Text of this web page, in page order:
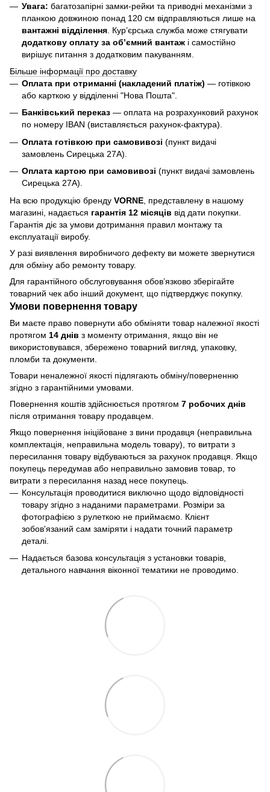
Увага: багатозапірні замки-рейки та приводні механізми з
планкою довжиною понад 120 см відправляються лише на
вантажні відділення . Кур’єрська служба може стягувати
додаткову оплату за об’ємний вантаж і самостійно
вирішує питання з додатковим пакуванням.
Більше інформації про доставку
Оплата при отриманні (накладений платіж) — готівкою
або карткою у відділенні "Нова Пошта".
Банківський переказ — оплата на розрахунковий рахунок
по номеру IBAN (виставляється рахунок-фактура).
Оплата готівкою при самовивозі (пункт видачі
замовлень Сирецька 27А).
Оплата картою при самовивозі (пункт видачі замовлень
Сирецька 27А).
На всю продукцію бренду VORNE , представлену в нашому
магазині, надається гарантія 12 місяців від дати покупки.
Гарантія діє за умови дотримання правил монтажу та
експлуатації виробу.
У разі виявлення виробничого дефекту ви можете звернутися
для обміну або ремонту товару.
Для гарантійного обслуговування обов’язково зберігайте
товарний чек або інший документ, що підтверджує покупку.
Умови повернення товару
Ви маєте право повернути або обміняти товар належної якості
протягом 14 днів з моменту отримання, якщо він не
використовувався, збережено товарний вигляд, упаковку,
пломби та документи.
Товари неналежної якості підлягають обміну/поверненню
згідно з гарантійними умовами.
Повернення коштів здійснюється протягом 7 робочих днів
після отримання товару продавцем.
Якщо повернення ініційоване з вини продавця (неправильна
комплектація, неправильна модель товару), то витрати з
пересилання товару відбуваються за рахунок продавця. Якщо
покупець передумав або неправильно замовив товар, то
витрати з пересилання назад несе покупець.
Консультація проводитися виключно щодо відповідності
товару згідно з наданими параметрами. Розміри за
фотографією з рулеткою не приймаємо. Клієнт
зобов'язаний сам заміряти і надати точний параметр
деталі.
Надається базова консультація з установки товарів,
детального навчання віконної тематики не проводимо.